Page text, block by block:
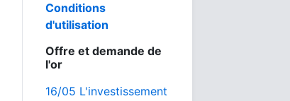
Conditions
d'utilisation
Offre et demande de
l'or
16/05 L'investissement